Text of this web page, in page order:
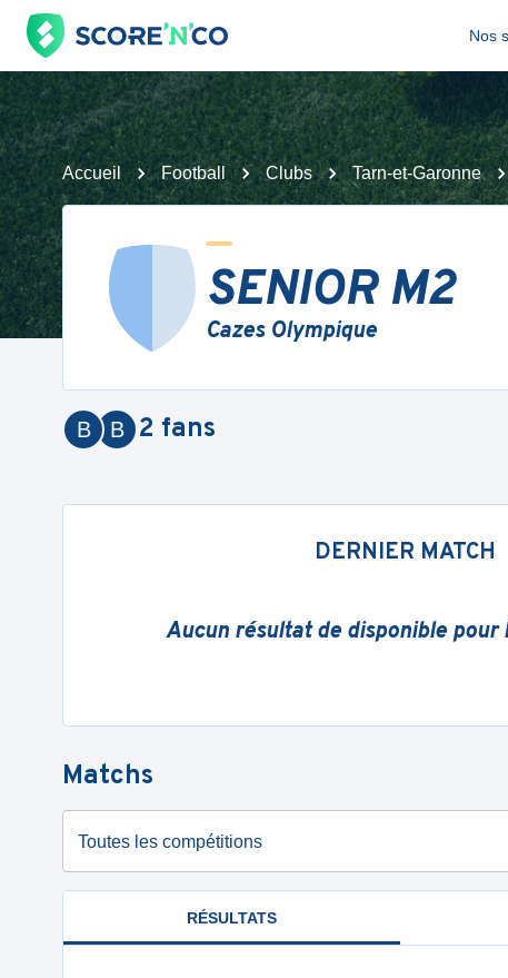
Nos
Accueil Football Clubs Tarn-et-Garonne
SENIOR M2
Cazes Olympique
B
B 2 fans
DERNIER MATCH
Aucun résultat de disponible pour
Matchs
Toutes les compétitions
RÉSULTATS